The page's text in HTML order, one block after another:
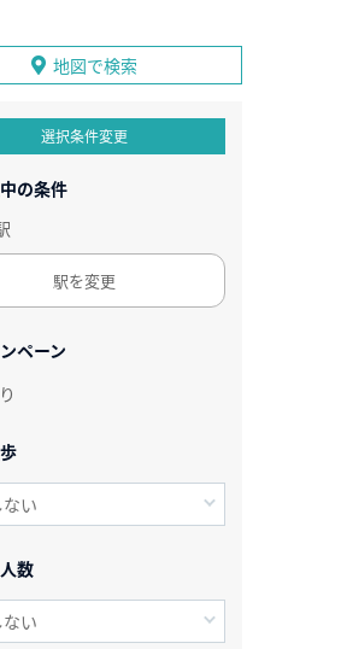
地図で検索
選択条件変更
の条件
駅を変更
ペーン
数